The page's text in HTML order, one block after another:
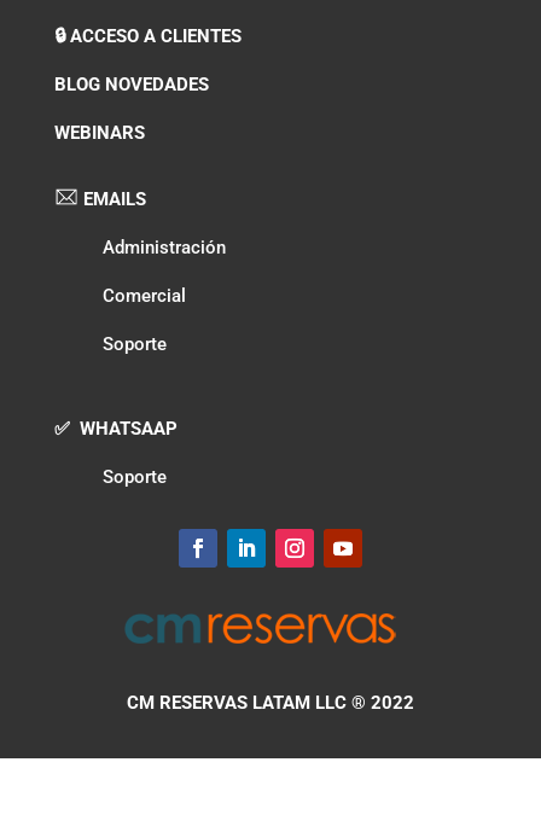
🔒 ACCESO A CLIENTES
BLOG NOVEDADES
WEBINARS
EMAILS
Administración
Comercial
Soporte
✅ WHATSAAP
Soporte
CM RESERVAS LATAM LLC ® 2022